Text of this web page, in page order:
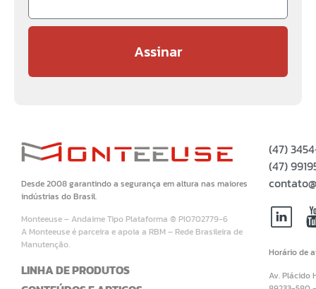
Assinar
Desde 2008 garantindo a segurança em altura nas maiores
indústrias do Brasil.
Monteeuse – Andaime Tipo Plataforma ® PI0702779-6
A Monteeuse é parceira e apoia a RBM – Rede Brasileira de
Manutenção.
LINHA DE PRODUTOS
(47)
(47)
Horário de
Av. Plácido